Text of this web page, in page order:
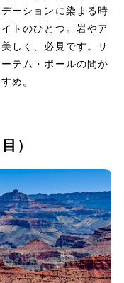
ーションに染まる時
トのひとつ。岩やア
しく、必見です。サ
テム・ポールの間か
め。
）